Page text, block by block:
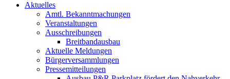
Aktuelles
Amtl. Bekanntmachungen
Veranstaltungen
Ausschreibungen
Breitbandausbau
Aktuelle Meldungen
Bürgerversammlungen
Pressemitteilungen